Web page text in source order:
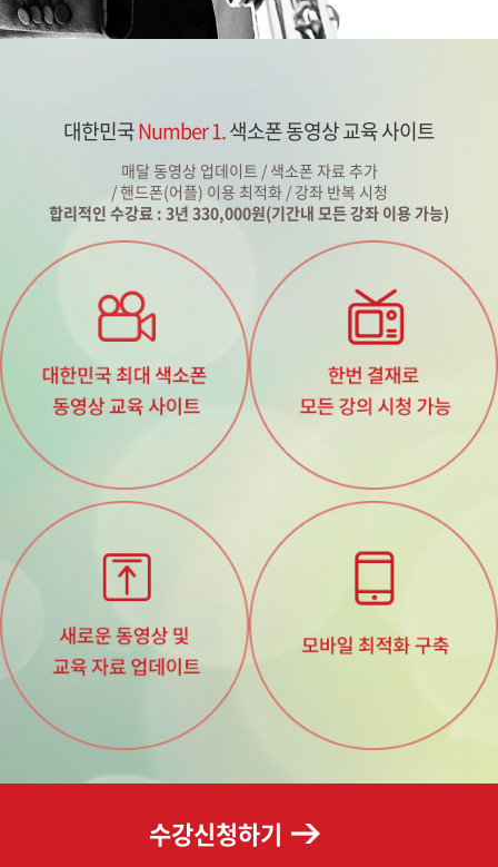
대한민국Number 1.색소폰 동영상 교육 사이트
매달 동영상 업데이트 / 색소폰 자료 추가
/ 핸드폰(어플) 이용 최적화 / 강좌 반복 시청
합리적인 수강료 : 3년 330,000원(기간내 모든 강좌 이용 가능)
수강신청하기